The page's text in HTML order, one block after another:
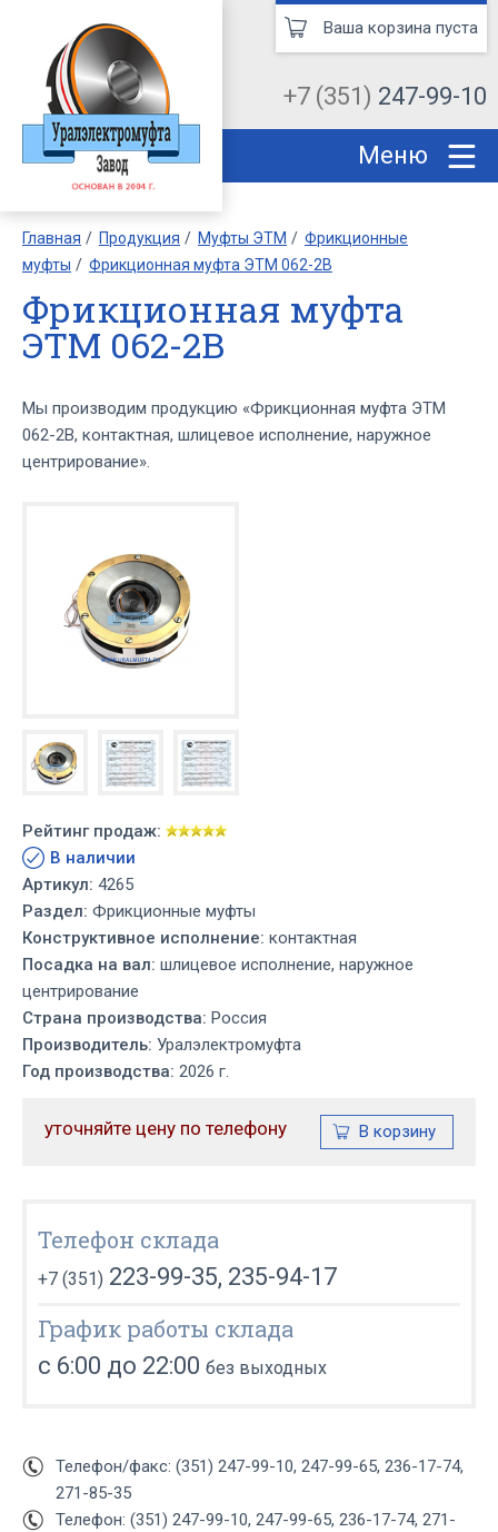
+7 (351) 247-99-10
Ваша корзина пуста
Меню
Главная Продукция Муфты ЭТМ
Фрикционные
муфты
Фрикционная муфта ЭТМ 062-2В
Фрикционная муфта
ЭТМ 062-2В
Мы производим продукцию «Фрикционная муфта ЭТМ
062-2В, контактная, шлицевое исполнение, наружное
центрирование».
Рейтинг продаж:
В наличии
Артикул: 4265
Раздел: Фрикционные муфты
Конструктивное исполнение: контактная
Посадка на вал: шлицевое исполнение, наружное
центрирование
Страна производства: Россия
Производитель: Уралэлектромуфта
Год производства: 2026 г.
уточняйте цену по телефону
Телефон склада
+7 (351) 223-99-35, 235-94-17
График работы склада
с 6:00 до 22:00 без выходных
Телефон/факс: (351) 247-99-10, 247-99-65, 236-17-74,
271-85-35
Телефон: (351) 247-99-10, 247-99-65, 236-17-74, 271-